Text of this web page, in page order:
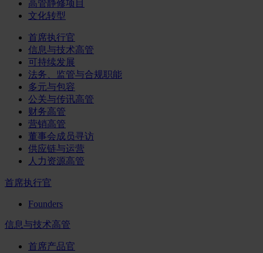
高管静修项目
文化转型
首席执行官
信息与技术高管
可持续发展
法务、监管与合规职能
多元与包容
公关与传讯高管
财务高管
营销高管
董事会成员寻访
供应链与运营
人力资源高管
首席执行官
Founders
信息与技术高管
首席产品官